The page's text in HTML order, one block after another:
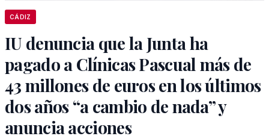
CÁDIZ
IU denuncia que la Junta ha
pagado a Clínicas Pascual más de
43 millones de euros en los últimos
dos años “a cambio de nada” y
anuncia acciones